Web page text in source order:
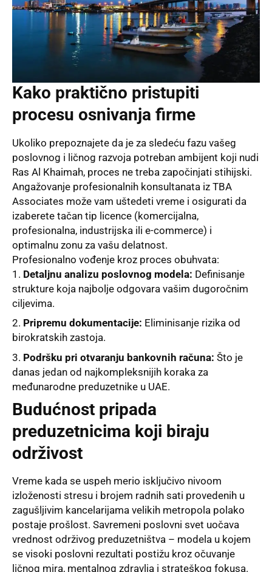
Kako praktično pristupiti
procesu osnivanja firme
Ukoliko prepoznajete da je za sledeću fazu vašeg
poslovnog i ličnog razvoja potreban ambijent koji nudi
Ras Al Khaimah, proces ne treba započinjati stihijski.
Angažovanje profesionalnih konsultanata iz TBA
Associates može vam uštedeti vreme i osigurati da
izaberete tačan tip licence (komercijalna,
profesionalna, industrijska ili e-commerce) i
optimalnu zonu za vašu delatnost.
Profesionalno vođenje kroz proces obuhvata:
Detaljnu analizu poslovnog modela: Definisanje
strukture koja najbolje odgovara vašim dugoročnim
ciljevima.
Pripremu dokumentacije: Eliminisanje rizika od
birokratskih zastoja.
Podršku pri otvaranju bankovnih računa: Što je
danas jedan od najkompleksnijih koraka za
međunarodne preduzetnike u UAE.
Budućnost pripada
preduzetnicima koji biraju
održivost
Vreme kada se uspeh merio isključivo nivoom
izloženosti stresu i brojem radnih sati provedenih u
zagušljivim kancelarijama velikih metropola polako
postaje prošlost. Savremeni poslovni svet uočava
vrednost održivog preduzetništva – modela u kojem
se visoki poslovni rezultati postižu kroz očuvanje
ličnog mira, mentalnog zdravlja i strateškog fokusa.